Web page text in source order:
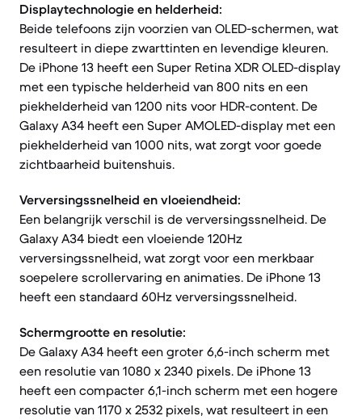
Displaytechnologie en helderheid:
Beide telefoons zijn voorzien van OLED-schermen, wat
resulteert in diepe zwarttinten en levendige kleuren.
De iPhone 13 heeft een Super Retina XDR OLED-display
met een typische helderheid van 800 nits en een
piekhelderheid van 1200 nits voor HDR-content. De
Galaxy A34 heeft een Super AMOLED-display met een
piekhelderheid van 1000 nits, wat zorgt voor goede
zichtbaarheid buitenshuis.
Verversingssnelheid en vloeiendheid:
Een belangrijk verschil is de verversingssnelheid. De
Galaxy A34 biedt een vloeiende 120Hz
verversingssnelheid, wat zorgt voor een merkbaar
soepelere scrollervaring en animaties. De iPhone 13
heeft een standaard 60Hz verversingssnelheid.
Schermgrootte en resolutie:
De Galaxy A34 heeft een groter 6,6-inch scherm met
een resolutie van 1080 x 2340 pixels. De iPhone 13
heeft een compacter 6,1-inch scherm met een hogere
resolutie van 1170 x 2532 pixels, wat resulteert in een